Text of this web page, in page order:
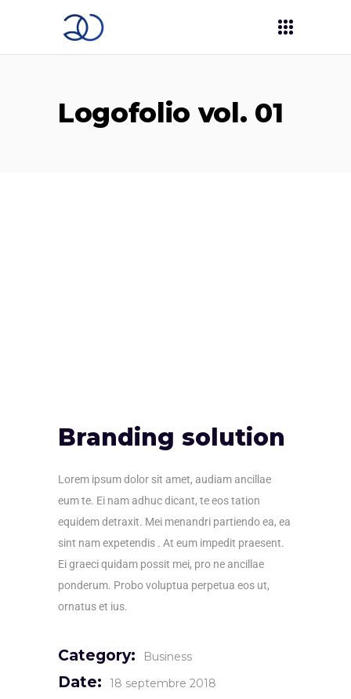
Logofolio vol. 01
Branding solution
Lorem ipsum dolor sit amet, audiam ancillae
eum te. Ei nam adhuc dicant, te eos tation
equidem detraxit. Mei menandri partiendo ea, ea
sint nam expetendis . At eum impedit praesent.
Ei graeci quidam possit mei, pro ne ancillae
ponderum. Probo voluptua perpetua eos ut,
ornatus et ius.
Category: Business
Date: 18 septembre 2018